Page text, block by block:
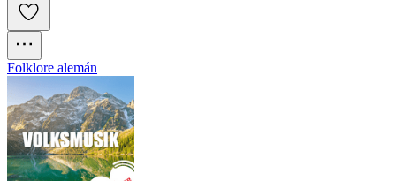
Folklore alemán